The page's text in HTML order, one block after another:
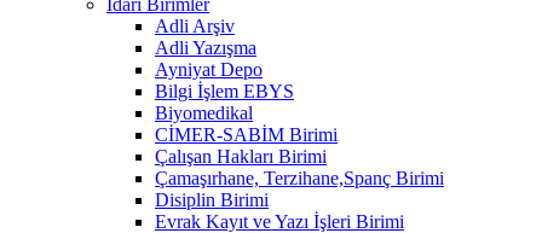
Adli Arşiv
Adli Yazışma
Ayniyat Depo
Bilgi İşlem EBYS
Biyomedikal
CİMER-SABİM Birimi
Çalışan Hakları Birimi
Çamaşırhane, Terzihane,Spanç Birimi
Disiplin Birimi
Evrak Kayıt ve Yazı İşleri Birimi